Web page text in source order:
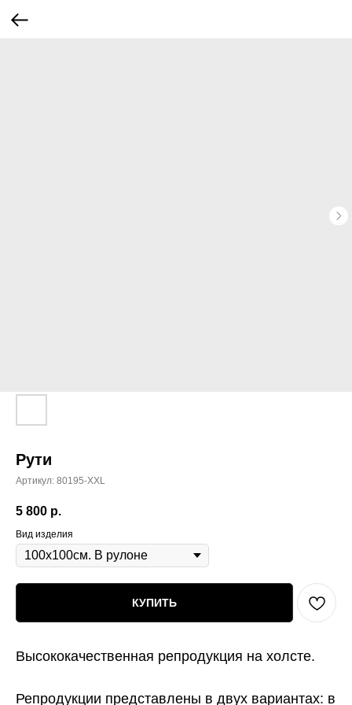
Рути
Артикул: 80195-XXL
5 800 р.
Вид изделия
КУПИТЬ
Высококачественная репродукция на холсте.
Репродукции представлены в двух вариантах: в